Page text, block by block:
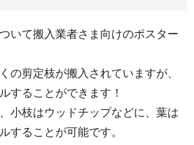
いて搬入業者さま向けのポスター
の剪定枝が搬入されていますが、
することができます！
小枝はウッドチップなどに、葉は
することが可能です。